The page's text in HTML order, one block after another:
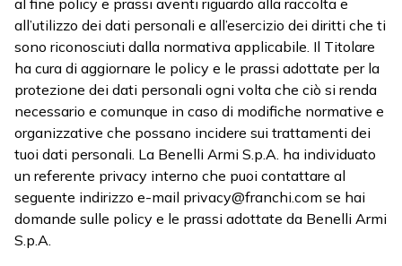
al fine policy e prassi aventi riguardo alla raccolta e
all’utilizzo dei dati personali e all’esercizio dei diritti che ti
sono riconosciuti dalla normativa applicabile. Il Titolare
ha cura di aggiornare le policy e le prassi adottate per la
protezione dei dati personali ogni volta che ciò si renda
necessario e comunque in caso di modifiche normative e
organizzative che possano incidere sui trattamenti dei
tuoi dati personali. La Benelli Armi S.p.A. ha individuato
un referente privacy interno che puoi contattare al
seguente indirizzo e-mail privacy@franchi.com se hai
domande sulle policy e le prassi adottate da Benelli Armi
S.p.A.